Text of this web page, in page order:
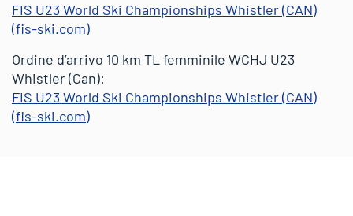
FIS U23 World Ski Championships Whistler (CAN)
(fis-ski.com)
Ordine d’arrivo 10 km TL femminile WCHJ U23
Whistler (Can):
FIS U23 World Ski Championships Whistler (CAN)
(fis-ski.com)